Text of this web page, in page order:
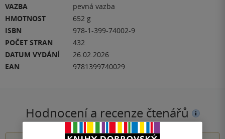
VAZBA
pevná vazba
HMOTNOST
652 g
ISBN
978-1-399-74002-9
POČET STRAN
432
DATUM VYDÁNÍ
26.02.2026
EAN
9781399740029
Hodnocení a recenze čtenářů